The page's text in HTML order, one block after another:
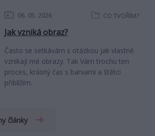
06 05 2026 CO TVOŘÍM?
Jak vzniká obraz?
Často se setkávám s otázkou jak vlastně
vznikají mé obrazy. Tak Vám trochu ten
proces, krásný čas s barvami a štětci
přiblížím.
články